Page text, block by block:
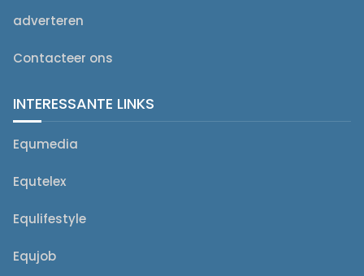
adverteren
Contacteer ons
INTERESSANTE LINKS
Equmedia
Equtelex
Equlifestyle
Equjob